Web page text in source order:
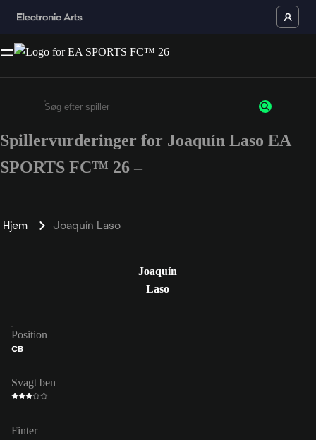
Enter a minimum of 3 characters or numbers
Spillervurderinger for Joaquín Laso EA
SPORTS FC™ 26 –
Hjem Joaquín Laso
Joaquín
Laso
Position
CB
Svagt ben
Finter